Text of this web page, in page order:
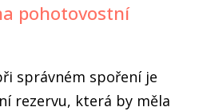
pohotovostní
správném spoření je
rezervu, která by měla